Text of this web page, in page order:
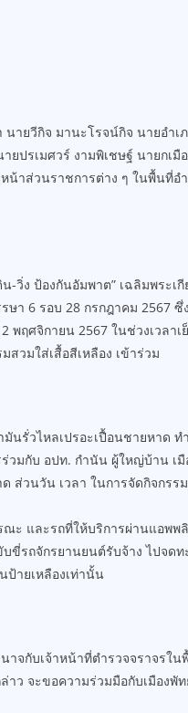
ายวีกิจ มานะโรจน์กิจ นายอำเ
ปรเมศวร์ งามพิเชษฐ์ นายกเ
น้าส่วนราชการต่าง ๆ ในพื้นที่อ
วิ่ง ป้องกันอัมพาต” เฉลิมพระเ
า 6 รอบ 28 กรกฎาคม 2567
ฤศจิกายน 2567 ในช่วงเวลาเ
วมใส่เสื้อสีเหลือง เข้าร่วม
นรั่วไหลเปรอะเปื้อนชายหาด
วมกับ อปท. กำนัน ผู้ใหญ่บ้าน เ
ส่วนวัน เวลา ในการจัดกิจกรร
ณะ และรถที่ให้บริการผ่านแอพ
ขี่รถจักรยานยนต์รับจ้าง ไปจด
ายเหลืองเท่านั้น
จกับเจ้าหน้าที่ตำรวจจราจรใ
าว จะขอความร่วมมือกับเมือง